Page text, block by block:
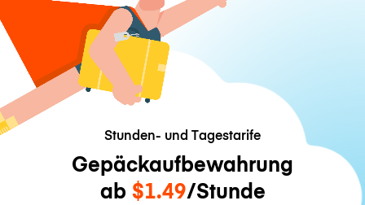
Stunden- und Tagestarife
Gepäckaufbewahrung
ab $1.49/Stunde